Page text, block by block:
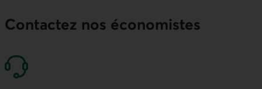
Contactez nos économistes